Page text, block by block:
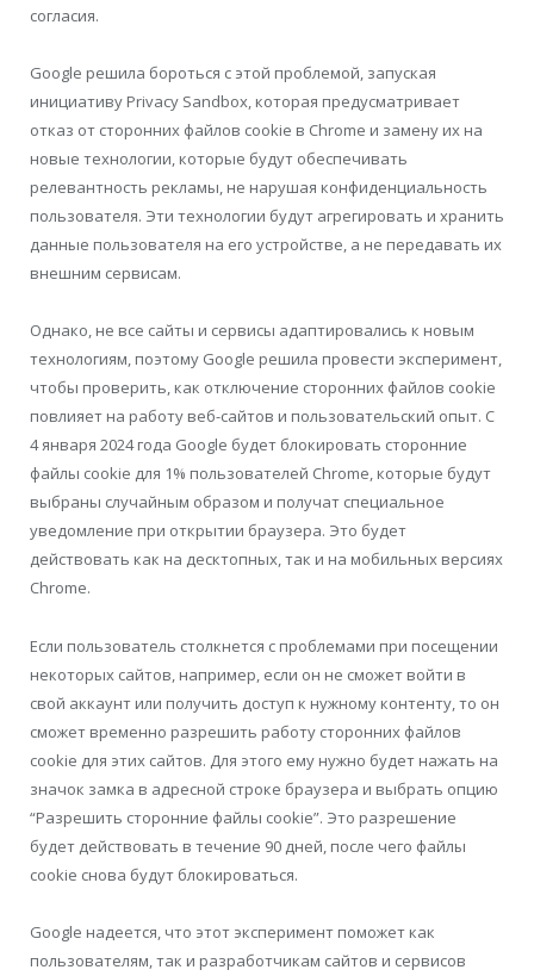
согласия.
Google решила бороться с этой проблемой, запуская
инициативу Privacy Sandbox, которая предусматривает
отказ от сторонних файлов cookie в Chrome и замену их на
новые технологии, которые будут обеспечивать
релевантность рекламы, не нарушая конфиденциальность
пользователя. Эти технологии будут агрегировать и хранить
данные пользователя на его устройстве, а не передавать их
внешним сервисам.
Однако, не все сайты и сервисы адаптировались к новым
технологиям, поэтому Google решила провести эксперимент,
чтобы проверить, как отключение сторонних файлов cookie
повлияет на работу веб-сайтов и пользовательский опыт. С
4 января 2024 года Google будет блокировать сторонние
файлы cookie для 1% пользователей Chrome, которые будут
выбраны случайным образом и получат специальное
уведомление при открытии браузера. Это будет
действовать как на десктопных, так и на мобильных версиях
Chrome.
Если пользователь столкнется с проблемами при посещении
некоторых сайтов, например, если он не сможет войти в
свой аккаунт или получить доступ к нужному контенту, то он
сможет временно разрешить работу сторонних файлов
cookie для этих сайтов. Для этого ему нужно будет нажать на
значок замка в адресной строке браузера и выбрать опцию
“Разрешить сторонние файлы cookie”. Это разрешение
будет действовать в течение 90 дней, после чего файлы
cookie снова будут блокироваться.
Google надеется, что этот эксперимент поможет как
пользователям, так и разработчикам сайтов и сервисов